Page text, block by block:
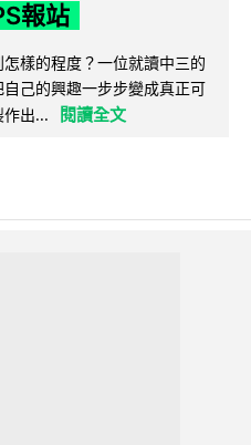
報站
樣的程度？一位就讀中三的
己的興趣一步步變成真正可
出...
閱讀全文